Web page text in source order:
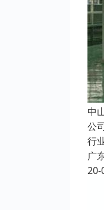
中
公
行
广
20-